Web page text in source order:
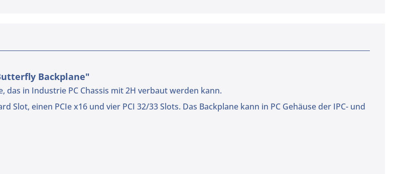
Backplane"
das in Industrie PC Chassis mit 2H verbaut werden kann.
Slot, einen PCIe x16 und vier PCI 32/33 Slots. Das Backplane kann in PC Gehäuse der IPC- und